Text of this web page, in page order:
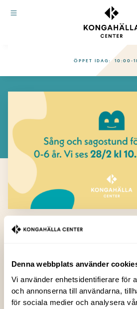
Denna webbplats använder
Vi använder enhetsidentifierare för
och annonserna till användarna,
för sociala medier och analysera
ÖPPET IDAG: 10:00-